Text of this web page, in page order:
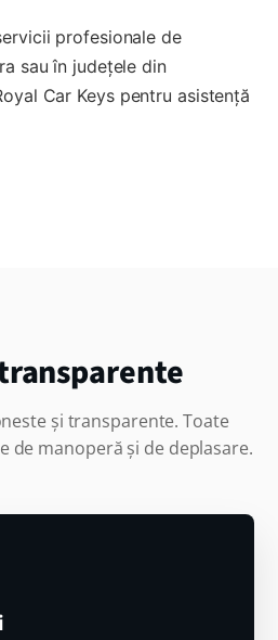
profesionale de
sau în județele din
Car Keys pentru asistență
și transparente. Toate
de manoperă și de deplasare.